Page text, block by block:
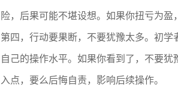
险，后果可能不堪设想。如果你扭亏为盈
第四，行动要果断，不要犹豫太多。初
自己的操作水平。如果你看到了，不要
入点，要么后悔自责，影响后续操作。